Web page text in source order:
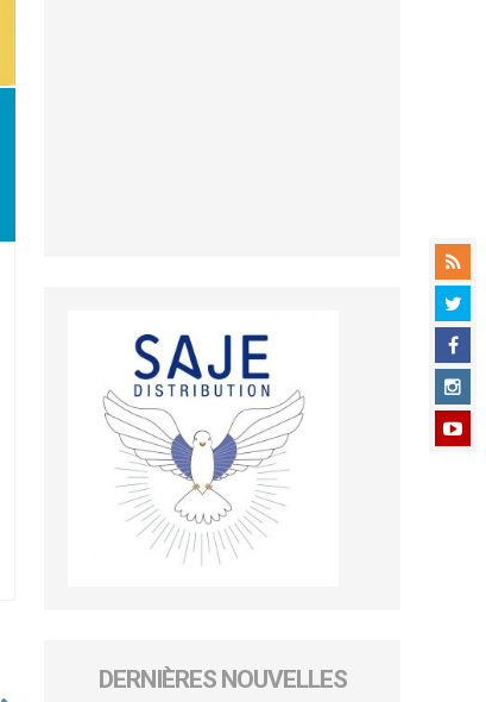
DERNIÈRES NOUVELLES